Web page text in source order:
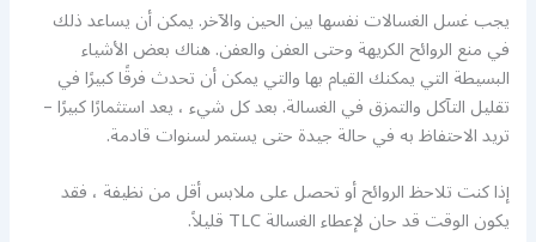
يجب غسل الغسالات نفسها بين الحين والآخر. يمكن أن يساعد ذلك
في منع الروائح الكريهة وحتى العفن والعفن. هناك بعض الأشياء
البسيطة التي يمكنك القيام بها والتي يمكن أن تحدث فرقًا كبيرًا في
تقليل التآكل والتمزق في الغسالة. بعد كل شيء ، يعد استثمارًا كبيرًا –
تريد الاحتفاظ به في حالة جيدة حتى يستمر لسنوات قادمة.
إذا كنت تلاحظ الروائح أو تحصل على ملابس أقل من نظيفة ، فقد
يكون الوقت قد حان لإعطاء الغسالة TLC قليلاً.